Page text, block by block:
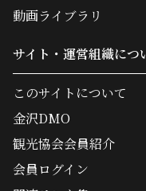
動画ライブラリ
サイト・運営組織につ
このサイトについて
金沢DMO
観光協会会員紹介
会員ログイン